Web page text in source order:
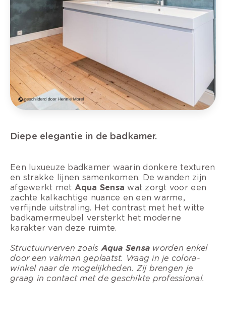
Diepe elegantie in de badkamer.
Een luxueuze badkamer waarin donkere texturen
en strakke lijnen samenkomen. De wanden zijn
afgewerkt met Aqua Sensa wat zorgt voor een
zachte kalkachtige nuance en een warme,
verfijnde uitstraling. Het contrast met het witte
badkamermeubel versterkt het moderne
karakter van deze ruimte.
Structuurverven zoals Aqua Sensa worden enkel
door een vakman geplaatst. Vraag in je colora-
winkel naar de mogelijkheden. Zij brengen je
graag in contact met de geschikte professional.